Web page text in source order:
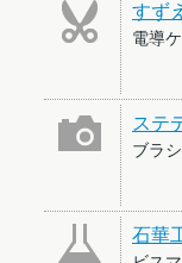
すず
電導
ステ
ブラ
石華